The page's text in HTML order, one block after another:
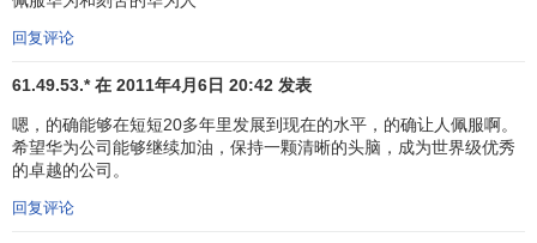
一无所获。但我们坚持了下来，并告诉大家，华为还在。”锲
美金，但到2001年，华为与俄罗斯国家电信部门签署了上千
万美元的GSM设备供应合同。2002年底，华为又取得了3797
公里的超长距离国家光传输干线的订单。到2003年，华为在
独联体国家的销售额超过3亿美元，位居独联体市场国际大型
设备供应商的前列。
回复评论
61.49.53.* 在 2011年4月6日 20:42 发表
嗯，的确能够在短短20多年里发展到现在的水平，的确让人佩服啊。
希望华为公司能够继续加油，保持一颗清晰的头脑，成为世界级优秀
的卓越的公司。
回复评论